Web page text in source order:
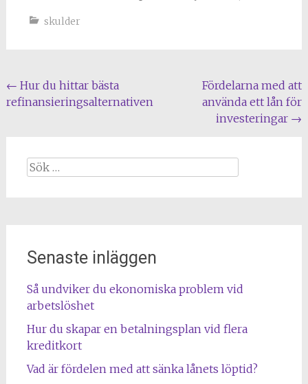
skulder
Inläggsnavigering
← Hur du hittar bästa
refinansieringsalternativen
Fördelarna med att
använda ett lån för
investeringar →
Sök
efter:
Senaste inläggen
Så undviker du ekonomiska problem vid
arbetslöshet
Hur du skapar en betalningsplan vid flera
kreditkort
Vad är fördelen med att sänka lånets löptid?